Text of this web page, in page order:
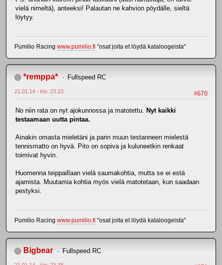
vielä nimeltä), anteeksi! Palautan ne kahvion pöydälle, sieltä
löytyy.
Pumilio Racing www.pumilio.fi "osat joita et löydä kataloogeista"
*remppa* Fullspeed RC
#670
21.01.14 - klo: 23.23
No niin rata on nyt ajokunnossa ja matotettu. Nyt kaikki
testaamaan uutta pintaa.
Ainakin omasta mieletäni ja parin muun testanneen mielestä
tennismatto on hyvä. Pito on sopiva ja kuluneetkin renkaat
toimivat hyvin.
Huomenna teippaillaan vielä saumakohtia, mutta se ei estä
ajamista. Muutamia kohtia myös vielä matotetaan, kun saadaan
pestyksi.
Pumilio Racing www.pumilio.fi "osat joita et löydä kataloogeista"
Bigbear Fullspeed RC